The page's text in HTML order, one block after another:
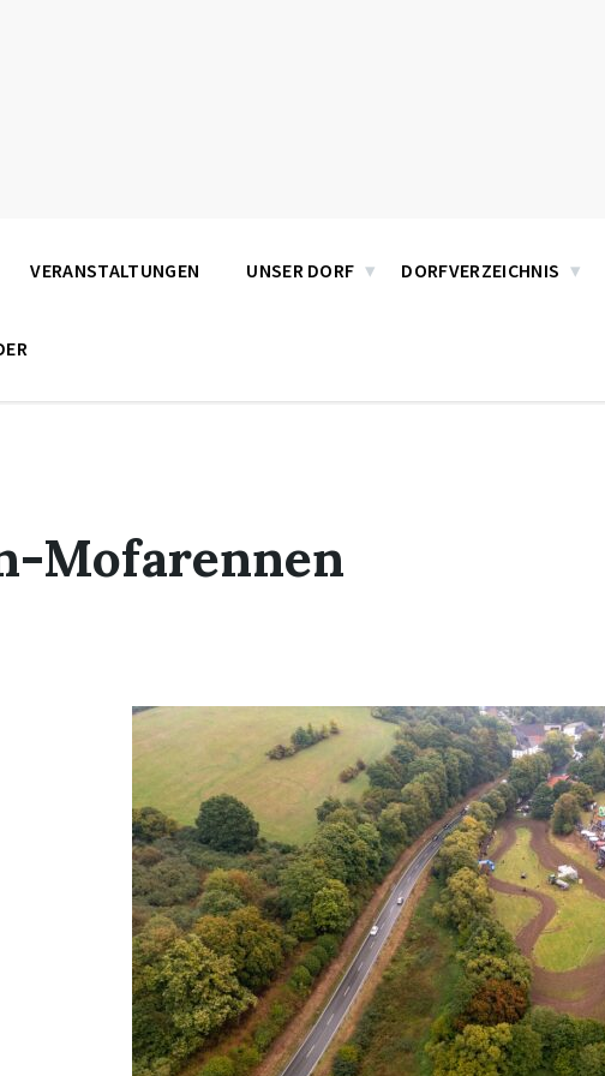
VERANSTALTUNGEN UNSER DORF DORFVERZEICHNIS
Mofarennen